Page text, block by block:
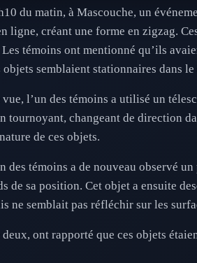
du matin, à Mascouche, un
ligne, créant une forme en zigzag.
témoins ont mentionné qu’ils
semblaient stationnaires dans
l’un des témoins a utilisé un
tournoyant, changeant de direction
de ces objets.
des témoins a de nouveau observé
de sa position. Cet objet a ensuite
ne semblait pas réfléchir sur les
ont rapporté que ces objets